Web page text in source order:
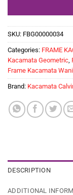
SKU: FBG00000034
Categories: FRAME
Kacamata Geometric
Frame Kacamata
Brand: Kacamata
DESCRIPTION
ADDITIONAL